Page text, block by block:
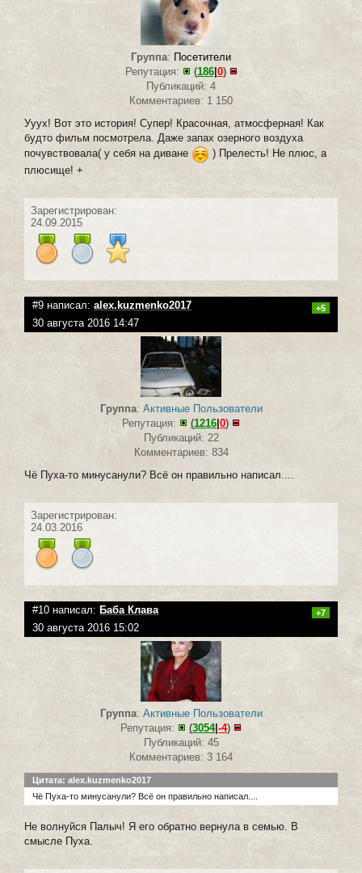
Группа: Посетители
Репутация:
(186|0)
Публикаций: 4
Комментариев: 1 150
Ууух! Вот это история! Супер! Красочная, атмосферная! Как
будто фильм посмотрела. Даже запах озерного воздуха
почувствовала( у себя на диване
) Прелесть! Не плюс, а
плюсище! +
Зарегистрирован:
24.09.2015
#9 написал: alex.kuzmenko2017 +5
30 августа 2016 14:47
Группа: Активные Пользователи
Репутация:
(1216|0)
Публикаций: 22
Комментариев: 834
Чё Пуха-то минусанули? Всё он правильно написал....
Зарегистрирован:
24.03.2016
#10 написал: Баба Клава +7
30 августа 2016 15:02
Группа: Активные Пользователи
Репутация:
(3054|-4)
Публикаций: 45
Комментариев: 3 164
Цитата: alex.kuzmenko2017
Чё Пуха-то минусанули? Всё он правильно написал....
Не волнуйся Палыч! Я его обратно вернула в семью. В
смысле Пуха.